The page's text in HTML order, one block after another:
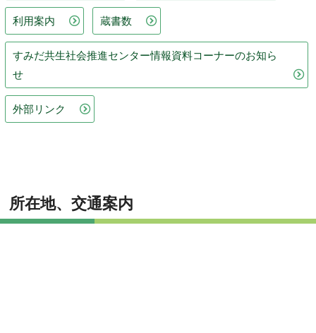
利用案内 蔵書数
すみだ共生社会推進センター情報資料コーナーのお知ら
せ
外部リンク
所在地、交通案内